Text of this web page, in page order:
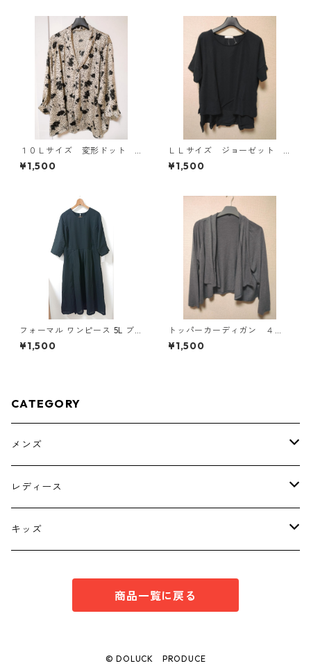
１０Ｌサイズ 変形ドット
花柄 ボウタイブラウス オ
フホワイト KAE-4777
¥1,500
ＬＬサイズ ジョーゼット
レイヤード風プルオーバー
ブラック KAE-4785
¥1,500
フォーマル ワンピース 5L ブ
ラック ◆KIY-1300◆
¥1,500
トッパーカーディガン ４
Ｌ グレー KAE-4814
¥1,500
CATEGORY
メンズ
トップス
ボトムス
レディース
トップス
キッズ
商品一覧に戻る
© DOLUCK PRODUCE